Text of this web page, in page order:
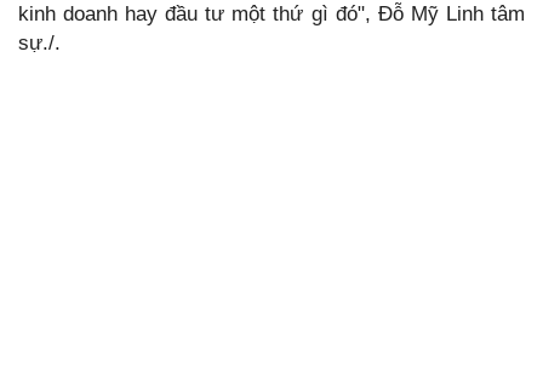
kinh doanh hay đầu tư một thứ gì đó", Đỗ Mỹ Linh tâm
sự./.